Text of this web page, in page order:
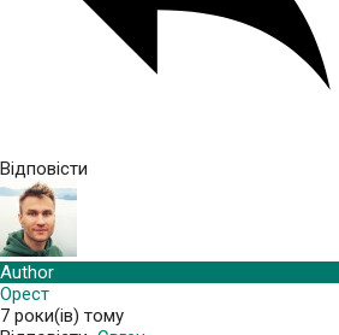
Відповісти
Author
Орест
7 роки(ів) тому